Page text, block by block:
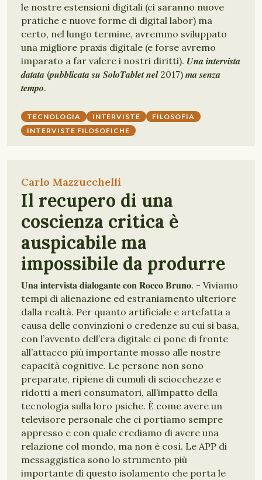
le nostre estensioni digitali (ci saranno nuove
pratiche e nuove forme di digital labor) ma
certo, nel lungo termine, avremmo sviluppato
una migliore praxis digitale (e forse avremo
imparato a far valere i nostri diritti). 𝑼𝒏𝒂 𝒊𝒏𝒕𝒆𝒓𝒗𝒊𝒔𝒕𝒂
𝒅𝒂𝒕𝒂𝒕𝒂 (𝒑𝒖𝒃𝒃𝒍𝒊𝒄𝒂𝒕𝒂 𝒔𝒖 𝑺𝒐𝒍𝒐𝑻𝒂𝒃𝒍𝒆𝒕 𝒏𝒆𝒍 2017) 𝒎𝒂 𝒔𝒆𝒏𝒛𝒂
𝒕𝒆𝒎𝒑𝒐.
TECNOLOGIA INTERVISTE
FILOSOFIA
INTERVISTE FILOSOFICHE
Carlo Mazzucchelli
Il recupero di una
coscienza critica è
auspicabile ma
impossibile da produrre
𝐔𝐧𝐚 𝐢𝐧𝐭𝐞𝐫𝐯𝐢𝐬𝐭𝐚 𝐝𝐢𝐚𝐥𝐨𝐠𝐚𝐧𝐭𝐞 𝐜𝐨𝐧 𝐑𝐨𝐜𝐜𝐨 𝐁𝐫𝐮𝐧𝐨. - Viviamo
tempi di alienazione ed estraniamento ulteriore
dalla realtà. Per quanto artificiale e artefatta a
causa delle convinzioni o credenze su cui si basa,
con l’avvento dell’era digitale ci pone di fronte
all’attacco più importante mosso alle nostre
capacità cognitive. Le persone non sono
preparate, ripiene di cumuli di sciocchezze e
ridotti a meri consumatori, all’impatto della
tecnologia sulla loro psiche. È come avere un
televisore personale che ci portiamo sempre
appresso e con quale crediamo di avere una
relazione col mondo, ma non è così. Le APP di
messaggistica sono lo strumento più
importante di questo isolamento che porta le